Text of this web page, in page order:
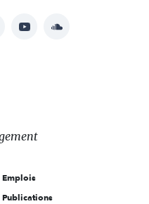
YouTubeSoundcloud
Emplois
Publications